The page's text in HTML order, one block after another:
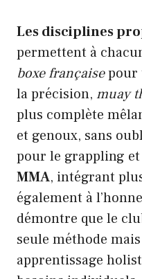
Les disciplines
permettent à
boxe françaisepour
la précision, muay
plus complète
et genoux, sans
pour le grappling
MMA, intégrant
également à
démontre que le
seule méthode
apprentissage